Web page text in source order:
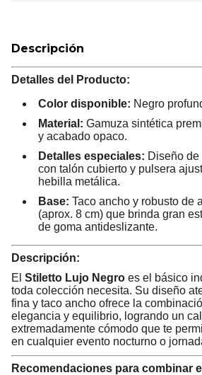
Descripción
Detalles del Producto:
Color disponible: Negro
Material: Gamuza sintética
y acabado opaco.
Detalles especiales: Diseño
con talón cubierto y pulsera
hebilla metálica.
Base: Taco ancho y robusto de
(aprox. 8 cm) que brinda gran
de goma antideslizante.
Descripción:
El Stiletto Lujo Negro es el básico
toda colección necesita. Su diseño
fina y taco ancho ofrece la
elegancia y equilibrio, logrando un
extremadamente cómodo que te
en cualquier evento nocturno o
Recomendaciones para combinar